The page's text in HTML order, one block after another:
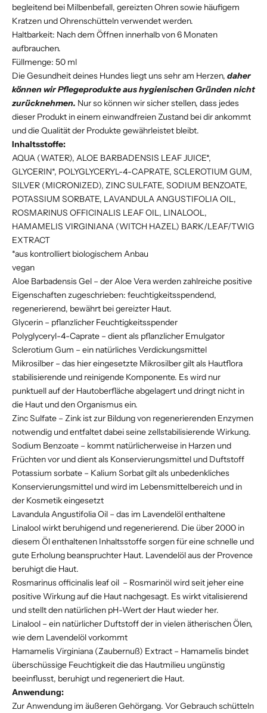
begleitend bei Milbenbefall, gereizten Ohren sowie häufigem
Kratzen und Ohrenschütteln verwendet werden.
Haltbarkeit: Nach dem Öffnen innerhalb von 6 Monaten
aufbrauchen.
Füllmenge: 50 ml
Die Gesundheit deines Hundes liegt uns sehr am Herzen, daher
können wir Pflegeprodukte aus hygienischen Gründen nicht
zurücknehmen. Nur so können wir sicher stellen, dass jedes
dieser Produkt in einem einwandfreien Zustand bei dir ankommt
und die Qualität der Produkte gewährleistet bleibt.
Inhaltsstoffe:
AQUA (WATER), ALOE BARBADENSIS LEAF JUICE*,
GLYCERIN*, POLYGLYCERYL-4-CAPRATE, SCLEROTIUM GUM,
SILVER (MICRONIZED), ZINC SULFATE, SODIUM BENZOATE,
POTASSIUM SORBATE, LAVANDULA ANGUSTIFOLIA OIL,
ROSMARINUS OFFICINALIS LEAF OIL, LINALOOL,
HAMAMELIS VIRGINIANA (WITCH HAZEL) BARK/LEAF/TWIG
EXTRACT
*aus kontrolliert biologischem Anbau
vegan
Aloe Barbadensis Gel – der Aloe Vera werden zahlreiche positive
Eigenschaften zugeschrieben: feuchtigkeitsspendend,
regenerierend, bewährt bei gereizter Haut.
Glycerin – pflanzlicher Feuchtigkeitsspender
Polyglyceryl-4-Caprate – dient als pflanzlicher Emulgator
Sclerotium Gum – ein natürliches Verdickungsmittel
Mikrosilber – das hier eingesetzte Mikrosilber gilt als Hautflora
stabilisierende und reinigende Komponente. Es wird nur
punktuell auf der Hautoberfläche abgelagert und dringt nicht in
die Haut und den Organismus ein.
Zinc Sulfate – Zink ist zur Bildung von regenerierenden Enzymen
notwendig und entfaltet dabei seine zellstabilisierende Wirkung.
Sodium Benzoate – kommt natürlicherweise in Harzen und
Früchten vor und dient als Konservierungsmittel und Duftstoff
Potassium sorbate – Kalium Sorbat gilt als unbedenkliches
Konservierungsmittel und wird im Lebensmittelbereich und in
der Kosmetik eingesetzt
Lavandula Angustifolia Oil – das im Lavendelöl enthaltene
Linalool wirkt beruhigend und regenerierend. Die über 2000 in
diesem Öl enthaltenen Inhaltsstoffe sorgen für eine schnelle und
gute Erholung beanspruchter Haut. Lavendelöl aus der Provence
beruhigt die Haut.
Rosmarinus officinalis leaf oil – Rosmarinöl wird seit jeher eine
positive Wirkung auf die Haut nachgesagt. Es wirkt vitalisierend
und stellt den natürlichen pH-Wert der Haut wieder her.
Linalool – ein natürlicher Duftstoff der in vielen ätherischen Ölen,
wie dem Lavendelöl vorkommt
Hamamelis Virginiana (Zaubernuß) Extract – Hamamelis bindet
überschüssige Feuchtigkeit die das Hautmilieu ungünstig
beeinflusst, beruhigt und regeneriert die Haut.
Anwendung:
Zur Anwendung im äußeren Gehörgang. Vor Gebrauch schütteln